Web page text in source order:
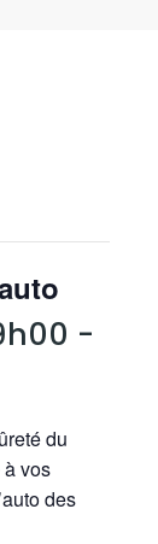
-
du
vos
des